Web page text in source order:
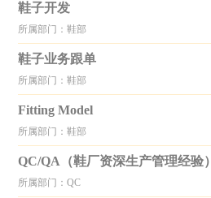
鞋子开发
所属部门：鞋部
鞋子业务跟单
所属部门：鞋部
Fitting Model
所属部门：鞋部
QC/QA（鞋厂资深生产管理经验）
所属部门：QC